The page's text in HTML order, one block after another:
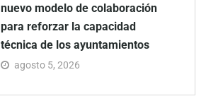
nuevo modelo de colaboración
para reforzar la capacidad
técnica de los ayuntamientos
agosto 5, 2026